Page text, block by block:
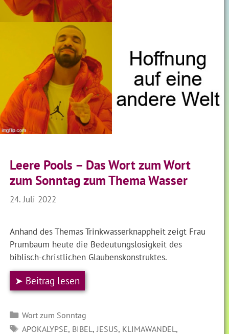
Leere Pools – Das Wort zum Wort
zum Sonntag zum Thema Wasser
24. Juli 2022
Anhand des Themas Trinkwasserknappheit zeigt Frau
Prumbaum heute die Bedeutungslosigkeit des
biblisch-christlichen Glaubenskonstruktes.
➤ Beitrag lesen
Kategorien
Wort zum Sonntag
SCHLAGWÖRTER
APOKALYPSE, BIBEL ,JESUS, KLIMAWANDEL ,